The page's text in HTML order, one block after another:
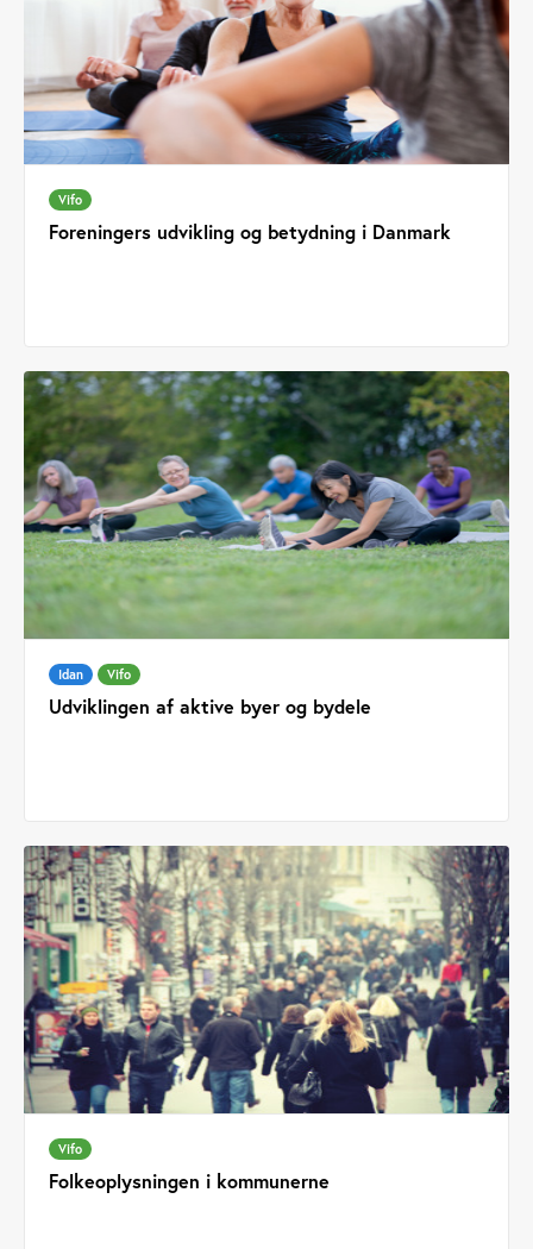
Vifo
Foreningers udvikling og betydning i Danmark
Idan Vifo
Udviklingen af aktive byer og bydele
Vifo
Folkeoplysningen i kommunerne